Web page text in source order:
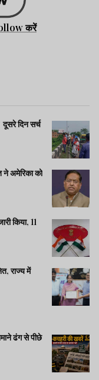
करें
दूसरे दिन सर्च
अमेरिका को
किया, 11
राज्य में
ढंग से पीछे